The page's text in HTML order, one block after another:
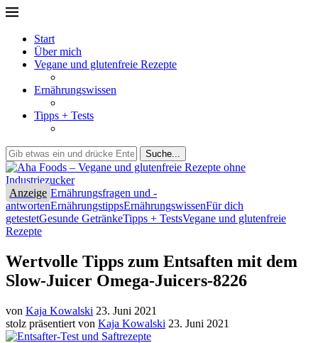
Start
Über mich
Vegane und glutenfreie Rezepte
Ernährungswissen
Tipps + Tests
Suche...
Anzeige Ernährungsfragen und -
antwortenErnährungstippsErnährungswissenFür dich
getestetGesunde GetränkeTipps + TestsVegane und glutenfreie
Rezepte
Wertvolle Tipps zum Entsaften mit dem
Slow-Juicer Omega-Juicers-8226
von Kaja Kowalski 23. Juni 2021
stolz präsentiert von Kaja Kowalski 23. Juni 2021